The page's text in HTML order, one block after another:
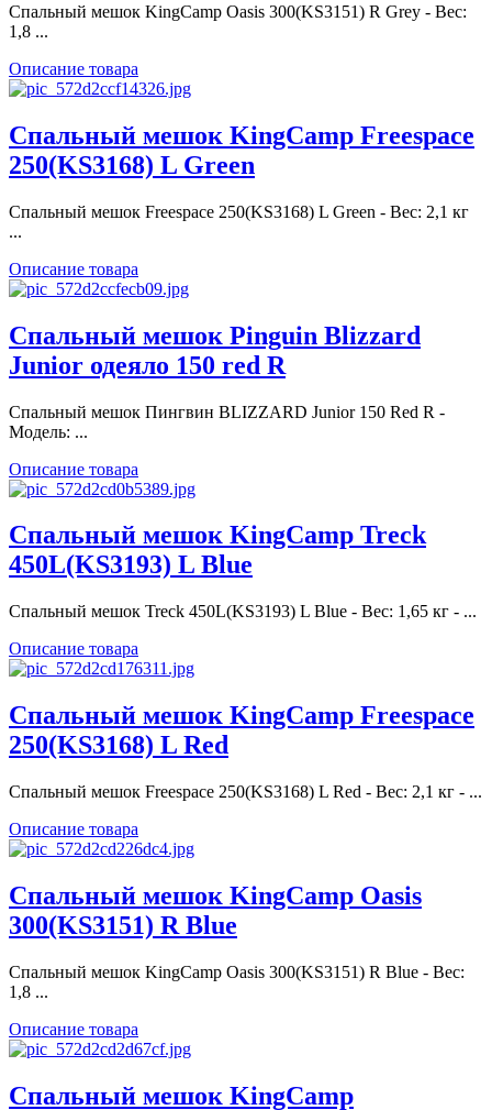
Спальный мешок KingCamp Oasis 300(KS3151) R Grey - Вес:
1,8 ...
Описание товара
Спальный мешок KingCamp Freespace
250(KS3168) L Green
Спальный мешок Freespace 250(KS3168) L Green - Вес: 2,1 кг
...
Описание товара
Спальный мешок Pinguin Blizzard
Junior одеяло 150 red R
Спальный мешок Пингвин BLIZZARD Junior 150 Red R -
Модель: ...
Описание товара
Спальный мешок KingCamp Treck
450L(KS3193) L Blue
Спальный мешок Treck 450L(KS3193) L Blue - Вес: 1,65 кг - ...
Описание товара
Спальный мешок KingCamp Freespace
250(KS3168) L Red
Спальный мешок Freespace 250(KS3168) L Red - Вес: 2,1 кг - ...
Описание товара
Спальный мешок KingCamp Oasis
300(KS3151) R Blue
Спальный мешок KingCamp Oasis 300(KS3151) R Blue - Вес:
1,8 ...
Описание товара
Спальный мешок KingCamp